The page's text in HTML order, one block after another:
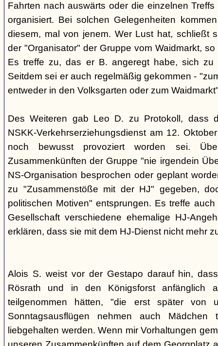
Fahrten nach auswärts oder die einzelnen
organisiert. Bei solchen Gelegenheiten
diesem, mal von jenem. Wer Lust hat, schließt
der "Organisator" der Gruppe vom Waidmarkt,
Es treffe zu, das er B. angeregt habe, sich zu
Seitdem sei er auch regelmäßig gekommen -
entweder in den Volksgarten oder zum
Des Weiteren gab Leo D. zu Protokoll, dass
NSKK-Verkehrserziehungsdienst am 12.
noch bewusst provoziert worden sei.
Zusammenkünften der Gruppe "nie irgendein
NS-Organisation besprochen oder geplant
zu "Zusammenstöße mit der HJ" gegeben,
politischen Motiven" entsprungen. Es treffe
Gesellschaft verschiedene ehemalige HJ-
erklären, dass sie mit dem HJ-Dienst nicht mehr
Alois S. weist vor der Gestapo darauf hin,
Rösrath und in den Königsforst anfänglich
teilgenommen hätten, "die erst später von
Sonntagsausflügen nehmen auch
liebgehalten werden. Wenn mir Vorhaltungen